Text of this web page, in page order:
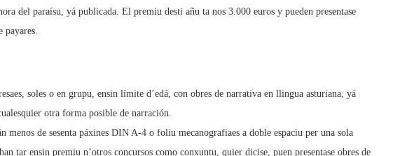
del paraísu, yá publicada. El premiu desti añu ta nos 3.000 euros y pueden presentase
payares.
soles o en grupu, ensin límite d’edá, con obres de narrativa en llingua asturiana, yá
otra forma posible de narración.
menos de sesenta páxines DIN A-4 o foliu mecanografiaes a doble espaciu per una sola
tar ensin premiu n’otros concursos como conxuntu, quier dicise, puen presentase obres de